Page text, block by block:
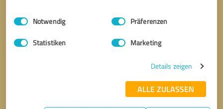
Impressum Datenschutzbestimmungen
Einwilligungsauswahl
Notwendig Präferenzen
Statistiken Marketing
Details zeigen
ALLE ZULASSEN